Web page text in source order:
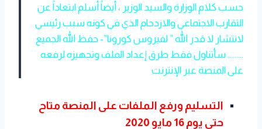
حسب كلام الوزارة والسيد الوزير ، أيضاً أسلم ابتعاداً عن
التقارب الاجتماعي والازدحام الذي في كونه سبب رئيسي
لانتشار لا قدر الله ” لفيروس كورونا”- حفظ الله الجميع
……… سأتناول فقط طرق إعداد الملف وتجهيزه لرفعه
على المنصة عبر الإنترنت
التسليم ورفع الملفات على المنصة متاح
حتى يوم 16 مايو 2020